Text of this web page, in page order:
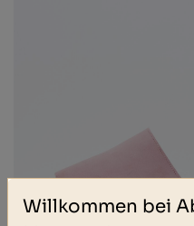
Willkommen bei